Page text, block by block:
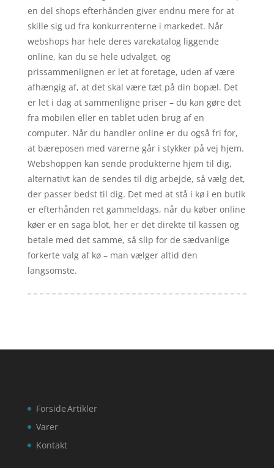
en del shops efterhånden giver endnu mere for at
skille sig ud fra konkurrenterne i markedet. Når
webshops har hele deres varekatalog liggende
online, kan du se hele udvalget, og
prissammenlignen er let at foretage, uden af være
afhængig af, at det skal være tæt på din bopæl. Det
er let i dag at sammenligne priser – du kan gøre det
fra mobilen eller en tablet uden brug af en
computer. Når du handler online er du også fri for,
at bæreposen med varerne går i stykker på vej hjem.
Webshoppen kan sende produkterne hjem til dig,
alternativt kan de sendes til dig arbejde, så vælg det,
der passer bedst til dig. Det med at stå i kø i en butik
er efterhånden ret gammeldags, når du køber online
køer er en saga blot, her er det direkte til kassen og
betale med det samme, så slip for de sædvanlige
forkerte valg af kø – man vælger altid den
langsomste.
Forside
Varer
Kontakt
Artikler